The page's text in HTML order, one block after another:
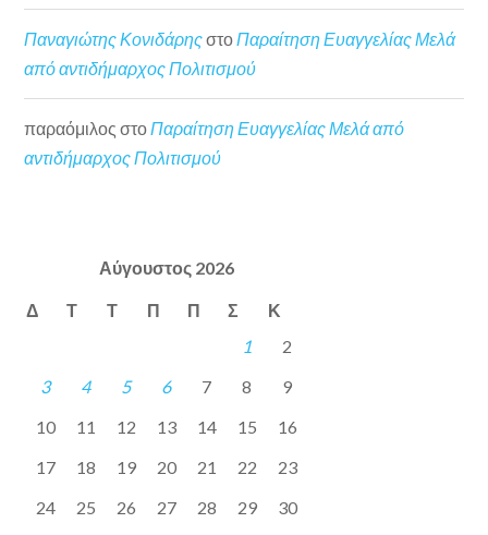
Παναγιώτης ΚονιδάρηςστοΠαραίτηση Ευαγγελίας Μελά
από αντιδήμαρχος Πολιτισμού
παραόμιλος στοΠαραίτηση Ευαγγελίας Μελά από
αντιδήμαρχος Πολιτισμού
Αύγουστος 2026
Δ Τ Τ Π Π Σ Κ
1
2
3
4 5 6 7 8
9
10
11 12 13 14 15
16
17
18 19 20 21 22
23
24
25 26 27 28 29
30